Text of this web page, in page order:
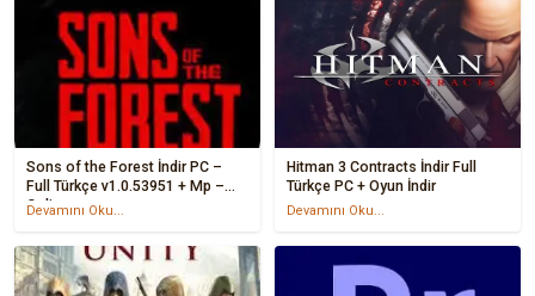
Sons of the Forest İndir PC –
Full Türkçe v1.0.53951 + Mp –
Online
Devamını Oku...
Hitman 3 Contracts İndir Full
Türkçe PC + Oyun İndir
Devamını Oku...